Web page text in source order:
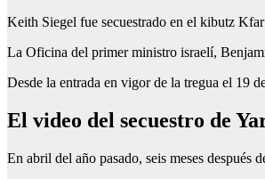
Keith Siegel fue secuestrado en el kibutz
La Oficina del primer ministro israelí,
Desde la entrada en vigor de la tregua el 19
El video del secuestro de
En abril del año pasado, seis meses después